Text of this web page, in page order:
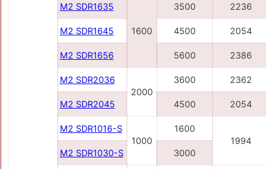
M2 SDR1635
1600
3500 2236
M2 SDR1645 4500 2054
M2 SDR1656 5600 2386
M2 SDR2036
2000
3600 2362
M2 SDR2045 4500 2054
M2 SDR1016-S
1000
1600
1994
M2 SDR1030-S
3000